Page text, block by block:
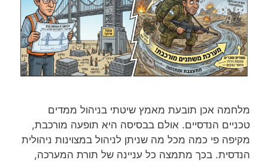
מלחמה אכן תובעת מאמץ שיטתי בניהול ממדים
טכניים הנדסיים. אולם בבסיסה היא תופעה מורכבת,
מקיפה פי כמה מכל מה שניתן לניהול במצוינות ניהולית
הנדסית. בכך מתמצה כל עניינה של תורת המערכה,